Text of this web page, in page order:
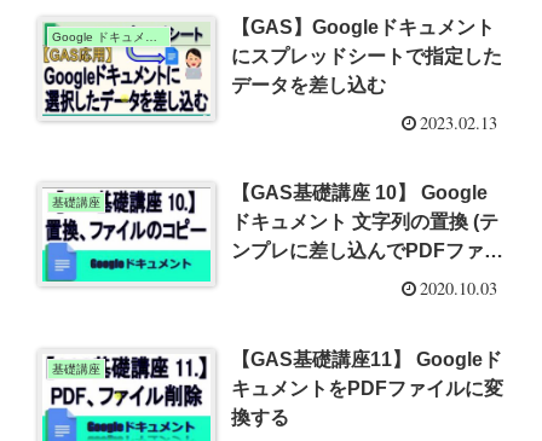
【GAS】Googleドキュメント
にスプレッドシートで指定した
データを差し込む
2023.02.13
基礎講座
【GAS基礎講座 10】 Google
ドキュメント 文字列の置換 (テ
ンプレに差し込んでPDFファイ
2020.10.03
基礎講座
【GAS基礎講座11】 Googleド
キュメントをPDFファイルに変
換する